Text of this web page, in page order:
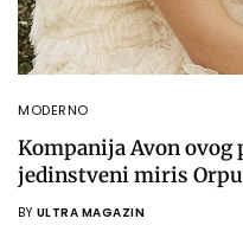
MODERNO
Kompanija Avon ovog
jedinstveni miris
BY ULTRA MAGAZIN